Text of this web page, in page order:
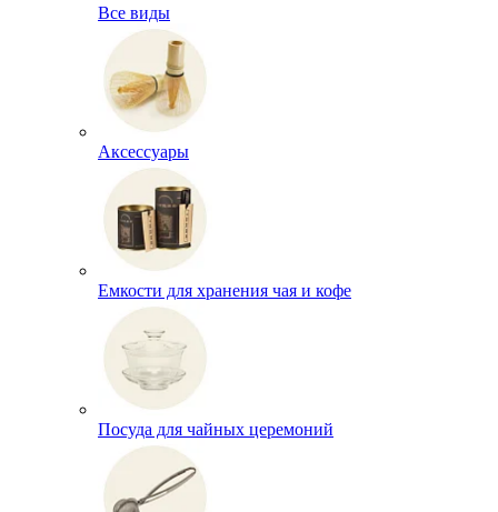
Все виды
Аксессуары
Емкости для хранения чая и кофе
Посуда для чайных церемоний